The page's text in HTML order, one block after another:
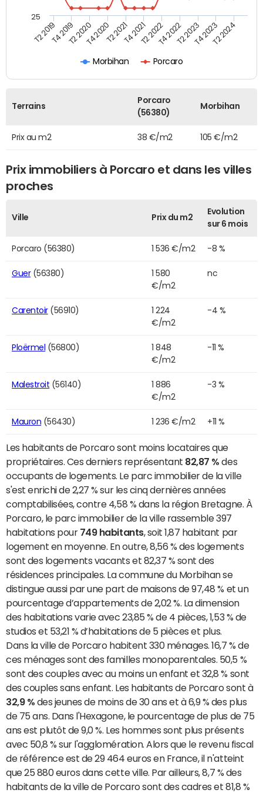
Morbihan Porcaro
T2 2019T4 2019T2 2020T4 2020T2 2021T4 2021T2 2022T4 2022T2 2023T4 2023T2 2024
25
Terrains
Porcaro
(56380)
Morbihan
Prix au m2 38 €/m2 105 €/m2
Prix immobiliers à Porcaro et dans les villes
proches
Ville Prix du m2
Evolution
sur 6 mois
Porcaro (56380) 1 536 €/m2 -8 %
Guer(56380)
1 580
€/m2
nc
Carentoir(56910)
1 224
€/m2
-4 %
Ploërmel (56800)
1 848
€/m2
-11 %
Malestroit (56140)
1 886
€/m2
-3 %
Mauron (56430) 1 236 €/m2 +11 %
Les habitants de Porcaro sont moins locataires que
propriétaires. Ces derniers représentant 82,87 % des
occupants de logements. Le parc immobilier de la ville
s'est enrichi de 2,27 % sur les cinq dernières années
comptabilisées, contre 4,58 % dans la région Bretagne. À
Porcaro, le parc immobilier de la ville rassemble 397
habitations pour 749 habitants, soit 1,87 habitant par
logement en moyenne. En outre, 8,56 % des logements
sont des logements vacants et 82,37 % sont des
résidences principales. La commune du Morbihan se
distingue aussi par une part de maisons de 97,48 % et un
pourcentage d’appartements de 2,02 %. La dimension
des habitations varie avec 23,85 % de 4 pièces, 1,53 % de
studios et 53,21 % d’habitations de 5 pièces et plus.
Dans la ville de Porcaro habitent 330 ménages. 16,7 % de
ces ménages sont des familles monoparentales. 50,5 %
sont des couples avec au moins un enfant et 32,8 % sont
des couples sans enfant. Les habitants de Porcaro sont à
32,9 % des jeunes de moins de 30 ans et à 6,9 % des plus
de 75 ans. Dans l'Hexagone, le pourcentage de plus de 75
ans est plutôt de 9,0 %. Les hommes sont plus présents
avec 50,8 % sur l'agglomération. Alors que le revenu fiscal
de référence est de 29 464 euros en France, il n'atteint
que 25 880 euros dans cette ville. Par ailleurs, 8,7 % des
habitants de la ville de Porcaro sont des cadres et 81,8 %